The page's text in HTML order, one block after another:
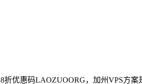
折优惠码LAOZUOORG，加州VPS方案